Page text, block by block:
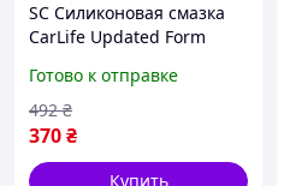
SC Силиконовая смазка
CarLife Updated Form
антифрикционная смазка
для защиты от CH2_99K
Готово к отправке
370₴
492 ₴
Купить